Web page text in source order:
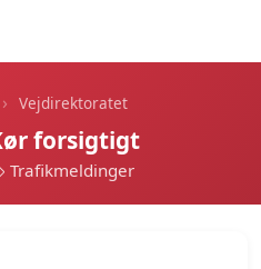
› Vejdirektoratet
forsigtigt
Trafikmeldinger